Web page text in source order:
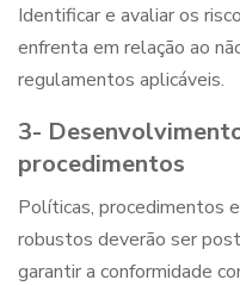
Identificar e avaliar os
enfrenta em relação ao
regulamentos aplicáveis.
3-
procedimentos
Políticas, procedimentos
robustos deverão ser
garantir a conformidade